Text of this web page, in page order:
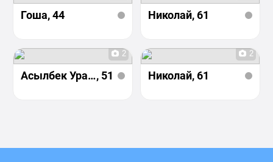
Гоша, 44 Николай, 61
2
Асылбек Уразов, 51
2
Николай, 61